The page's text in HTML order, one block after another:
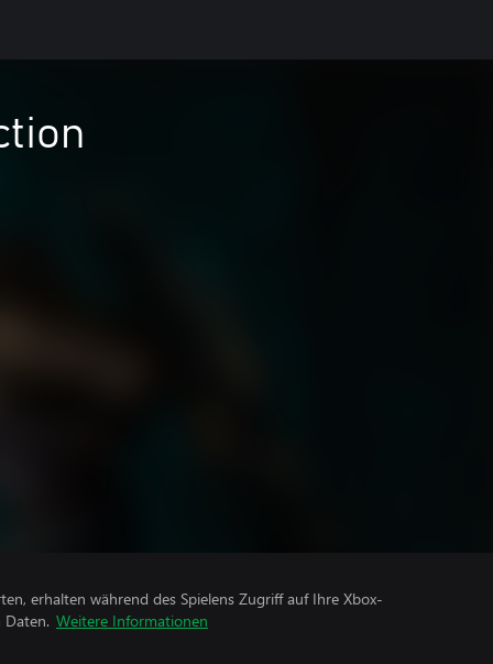
erhalten während des Spielens Zugriff auf Ihre Xbox-
Weitere Informationen